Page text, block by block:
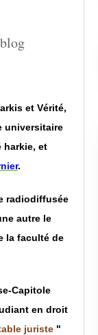
et Vérité,
universitaire
harkie, et
.
radiodiffusée
autrele
la faculté de
Capitole
en droit
juriste "